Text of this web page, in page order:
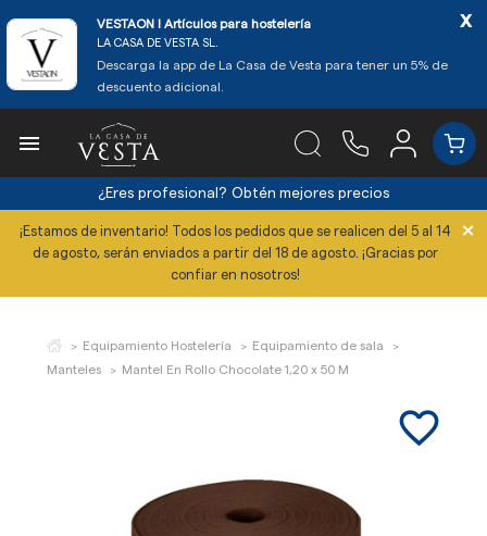
VESTAON l Artículos para hostelería
LA CASA DE VESTA SL.
Descarga la app de La Casa de Vesta para tener un 5% de
descuento adicional.
x

¿Eres profesional? Obtén mejores precios
¡Estamos de inventario! Todos los pedidos que se realicen del 5 al 14
de agosto, serán enviados a partir del 18 de agosto. ¡Gracias por
confiar en nosotros!
×
Equipamiento Hostelería
Equipamiento de sala
Manteles
Mantel En Rollo Chocolate 1,20 x 50 M
favorite_border